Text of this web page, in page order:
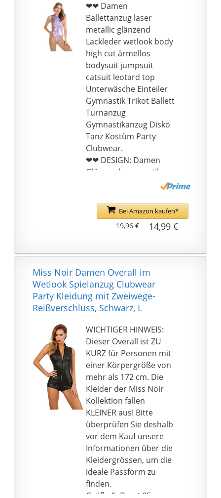
ALS EUROPÄISCHE
GRÖSSE.
83{db54353e70be1f9d3
d4c7c314c2cf205dd638
eb704e3e6297c5e59298
a0ca682} der Kunden
kommentierten zu
klein.. Bitte vergleichen
Sie unsere
Größenangaben
sorgfältig mit Ihrem
tatsächlichen Maß, um
eine geeignete Größe
auszuwählen. Bei
sich gerne per E-Mail an
uns wenden.
❤❤ Damen
Ballettanzug laser
metallic glänzend
Lackleder wetlook body
high cut ärmellos
bodysuit jumpsuit
catsuit leotard top
Unterwäsche Einteiler
Gymnastik Trikot Ballett
Turnanzug
Gymnastikanzug Disko
Tanz Kostüm Party
Clubwear.
❤❤ DESIGN: Damen
Glänzend gymnastik
einen mysteriösen
Look, Laser metallisch
Aussehen fügt
hinzu, sexy high cut
Beinlinie und
figurbetontes Design
mit rückseitigem
Reißverschluss, Zeigen
Sie Ihre Wildheit und
Schönheit perfekt
während der
Performance und
eignet sich für alle
Arten von Tanz.
❤❤ ÜBERLEGENES
MATERIAL: Sexy
Erwachsene Damen
Body Unterwäsche
laser overall ärmellos
high cut Bodysuit top
metallic jumpsuit Disko
tanz Party Kostüm
clubwear ist gut aus
Polyester, elastischem
Bei Amazon kaufen*
14,99 €
19,96 €
Miss Noir Damen Overall im
Wetlook Spielanzug Clubwear
Party Kleidung mit Zweiwege-
Reißverschluss, Schwarz, L
WICHTIGER HINWEIS:
Dieser Overall ist ZU
KURZ für Personen mit
einer Körpergröße von
mehr als 172 cm. Die
Kleider der Miss Noir
Kollektion fallen
KLEINER aus! Bitte
überprüfen Sie deshalb
vor dem Kauf unsere
Informationen über die
Kleidergrössen, um die
ideale Passform zu
finden.
Größe S: Brust 85 cm,